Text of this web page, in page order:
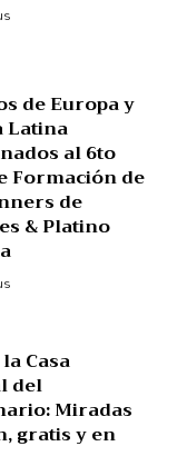
de Europa y
Latina
al 6to
Formación de
de
& Platino
Casa
del
Miradas
gratis y en